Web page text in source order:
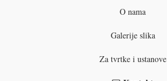
O nama
Galerije slika
Za tvrtke i ustanove